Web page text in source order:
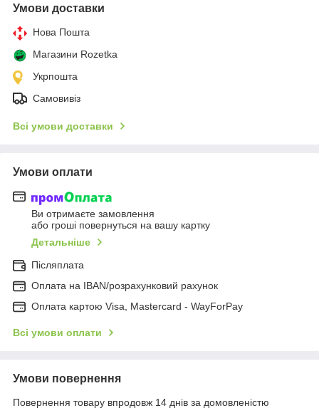
Умови доставки
Нова Пошта
Магазини Rozetka
Укрпошта
Самовивіз
Всі умови доставки
Умови оплати
Ви отримаєте замовлення
або гроші повернуться на вашу картку
Детальніше
Післяплата
Оплата на IBAN/розрахунковий рахунок
Оплата картою Visa, Mastercard - WayForPay
Всі умови оплати
Умови повернення
Повернення товару впродовж 14 днів за домовленістю